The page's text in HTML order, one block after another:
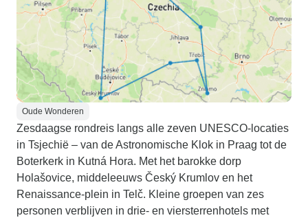
Oude Wonderen
Zesdaagse rondreis langs alle zeven UNESCO-locaties
in Tsjechië – van de Astronomische Klok in Praag tot de
Boterkerk in Kutná Hora. Met het barokke dorp
Holašovice, middeleeuws Český Krumlov en het
Renaissance-plein in Telč. Kleine groepen van zes
personen verblijven in drie- en viersterrenhotels met